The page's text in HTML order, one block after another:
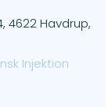
4622 Havdrup,
Injektion